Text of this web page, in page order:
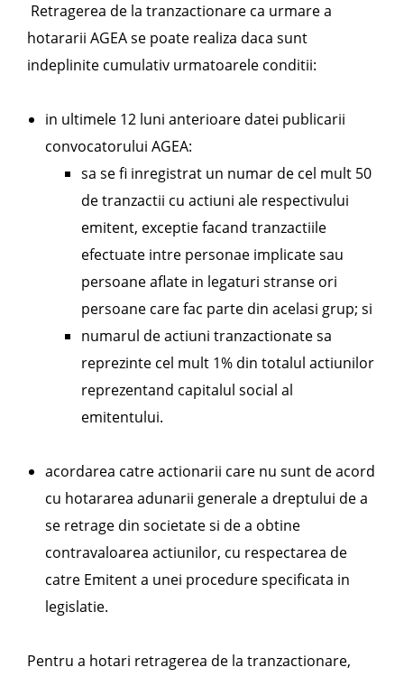
Retragerea de la tranzactionare ca urmare a
hotararii AGEA se poate realiza daca sunt
indeplinite cumulativ urmatoarele conditii:
in ultimele 12 luni anterioare datei publicarii
convocatorului AGEA:
sa se fi inregistrat un numar de cel mult 50
de tranzactii cu actiuni ale respectivului
emitent, exceptie facand tranzactiile
efectuate intre personae implicate sau
persoane aflate in legaturi stranse ori
persoane care fac parte din acelasi grup; si
numarul de actiuni tranzactionate sa
reprezinte cel mult 1% din totalul actiunilor
reprezentand capitalul social al
emitentului.
acordarea catre actionarii care nu sunt de acord
cu hotararea adunarii generale a dreptului de a
se retrage din societate si de a obtine
contravaloarea actiunilor, cu respectarea de
catre Emitent a unei procedure specificata in
legislatie.
Pentru a hotari retragerea de la tranzactionare,